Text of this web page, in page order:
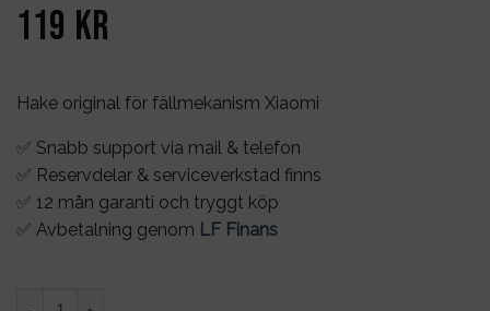
119 kr
Hake original för fällmekanism Xiaomi
✅ Snabb support via mail & telefon
✅ Reservdelar & serviceverkstad finns
✅ 12 mån garanti och tryggt köp
✅ Avbetalning genom LF Finans
Hake original för fällmekanism Xiaomi mängd